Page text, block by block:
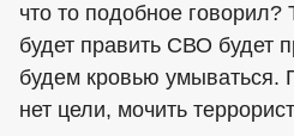
что то подобное говорил?
будет править СВО будет
будем кровью умываться.
нет цели, мочить